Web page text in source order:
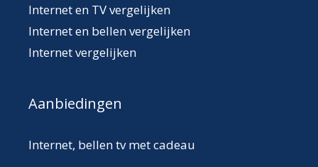
Internet en TV vergelijken
Internet en bellen vergelijken
Internet vergelijken
Aanbiedingen
Internet, bellen tv met cadeau